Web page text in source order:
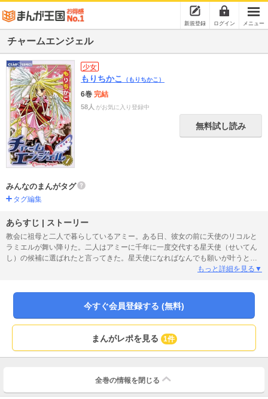
新規登録 ログイン メニュー
チャームエンジェル
少女
もりちかこ （もりちかこ）
6巻 完結
58人 がお気に入り登録中
無料試し読み
みんなのまんがタグ
タグ編集
あらすじ | ストーリー
教会に祖母と二人で暮らしているアミー。ある日、彼女の前に天使のリコルと
ラミエルが舞い降りた。二人はアミーに千年に一度交代する星天使（せいてん
し）の候補に選ばれたと言ってきた。星天使になればなんでも願いが叶うと言
われてその気になったアミーだけど!? ミラクル・エンジェルストーリー第1巻!!
もっと詳細を見る▼
今すぐ会員登録する (無料)
まんがレポを見る 1件
全巻の情報を 閉じる